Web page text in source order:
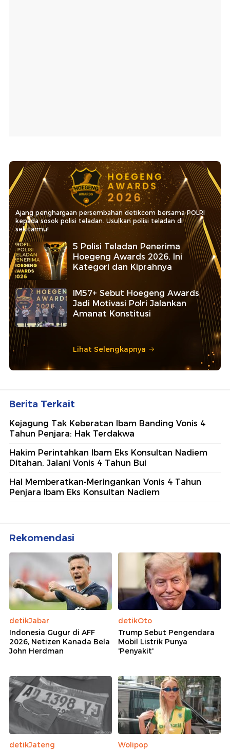
Ajang penghargaan persembahan detikcom bersama POLRI
kepada sosok polisi teladan. Usulkan polisi teladan di
sekitarmu!
5 Polisi Teladan Penerima
Hoegeng Awards 2026, Ini
Kategori dan Kiprahnya
IM57+ Sebut Hoegeng Awards
Jadi Motivasi Polri Jalankan
Amanat Konstitusi
Lihat Selengkapnya
Berita Terkait
Kejagung Tak Keberatan Ibam Banding Vonis 4
Tahun Penjara: Hak Terdakwa
Hakim Perintahkan Ibam Eks Konsultan Nadiem
Ditahan, Jalani Vonis 4 Tahun Bui
Hal Memberatkan-Meringankan Vonis 4 Tahun
Penjara Ibam Eks Konsultan Nadiem
Rekomendasi
detikJabar
Indonesia Gugur di AFF
2026, Netizen Kanada Bela
John Herdman
detikOto
Trump Sebut Pengendara
Mobil Listrik Punya
'Penyakit'
detikJateng
Wolipop